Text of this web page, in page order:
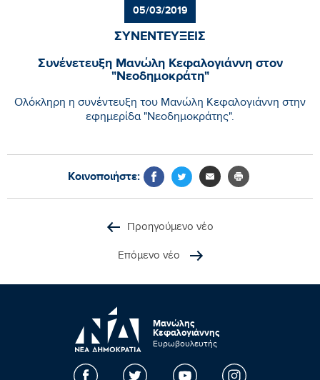
05/03/2019
ΣΥΝΕΝΤΕΥΞΕΙΣ
Συνένετευξη Μανώλη Κεφαλογιάννη στον
"Νεοδημοκράτη"
Ολόκληρη η συνέντευξη του Μανώλη Κεφαλογιάννη στην
εφημερίδα "Νεοδημοκράτης".
Κοινοποιήστε:
Προηγούμενο νέο
Επόμενο νέο
Μανώλης
Κεφαλογιάννης
Ευρωβουλευτής